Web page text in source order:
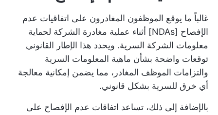
غالباً ما يوقع الموظفون المغادرون على اتفاقيات عدم
الإفصاح [NDAs] أثناء عملية مغادرة الشركة لحماية
معلومات الشركة السرية. ويحدد هذا الإطار القانوني
توقعات واضحة بشأن ماهية المعلومات السرية
والتزامات الموظف المغادر، مما يضمن إمكانية معالجة
أي خرق للسرية بشكل قانوني.
بالإضافة إلى ذلك، تساعد اتفاقات عدم الإفصاح على